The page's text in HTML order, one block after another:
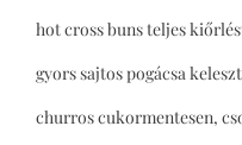
hot cross buns teljes
gyors sajtos pogácsa
churros cukormentesen,